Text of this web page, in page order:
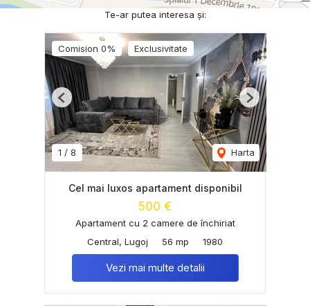
Te-ar putea interesa și:
Comision 0% Exclusivitate
1 / 8 Harta
Previous Next
Cel mai luxos apartament disponibil
500 €
Apartament cu 2 camere de închiriat
Central, Lugoj
56 mp 1980
Vezi mai multe detalii